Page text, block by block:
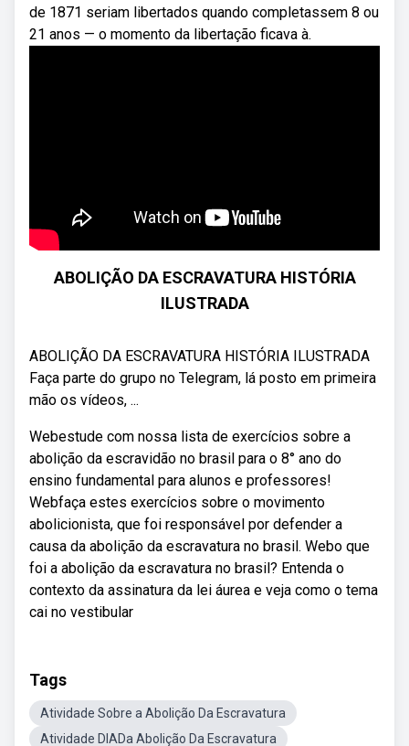
de 1871 seriam libertados quando completassem 8 ou
21 anos — o momento da libertação ficava à.
ABOLIÇÃO DA ESCRAVATURA HISTÓRIA
ILUSTRADA
ABOLIÇÃO DA ESCRAVATURA HISTÓRIA ILUSTRADA
Faça parte do grupo no Telegram, lá posto em primeira
mão os vídeos, ...
Webestude com nossa lista de exercícios sobre a
abolição da escravidão no brasil para o 8° ano do
ensino fundamental para alunos e professores!
Webfaça estes exercícios sobre o movimento
abolicionista, que foi responsável por defender a
causa da abolição da escravatura no brasil. Webo que
foi a abolição da escravatura no brasil? Entenda o
contexto da assinatura da lei áurea e veja como o tema
cai no vestibular
Tags
Atividade Sobre a Abolição Da Escravatura
Atividade DIADa Abolição Da Escravatura